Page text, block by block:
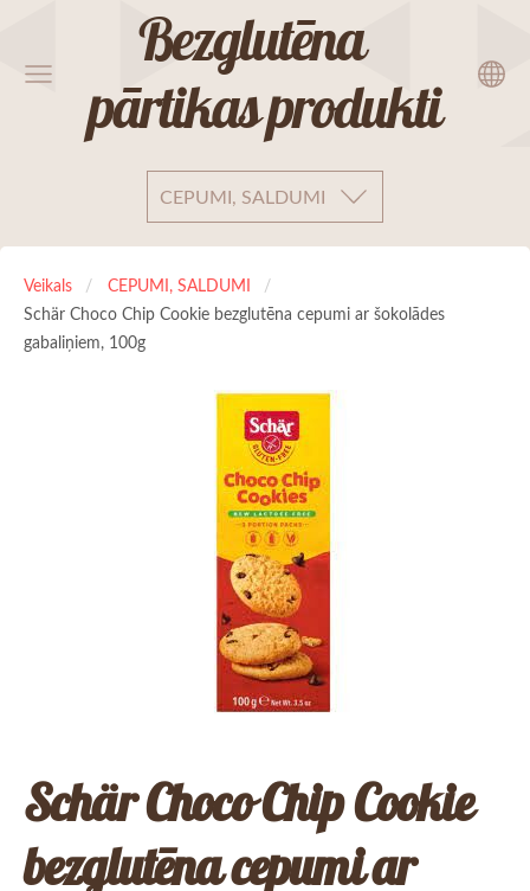
Bezglutēna
pārtikas produkti
CEPUMI, SALDUMI
Veikals
CEPUMI, SALDUMI
Schär Choco Chip Cookie bezglutēna cepumi ar šokolādes
gabaliņiem, 100g
Schär Choco Chip Cookie
bezglutēna cepumi ar